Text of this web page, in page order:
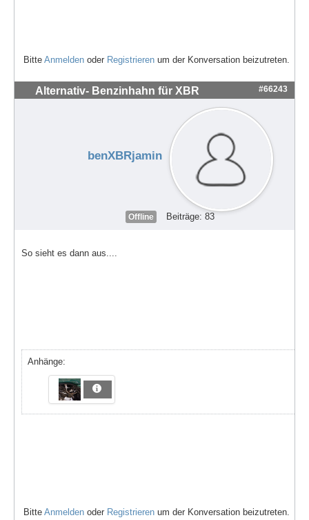
Bitte Anmelden oder Registrieren um der Konversation beizutreten.
Alternativ- Benzinhahn für XBR #66243
benXBRjamin
Offline Beiträge: 83
So sieht es dann aus....
Anhänge:
Bitte Anmelden oder Registrieren um der Konversation beizutreten.